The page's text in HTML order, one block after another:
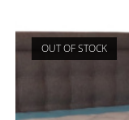
OUT OF STOCK